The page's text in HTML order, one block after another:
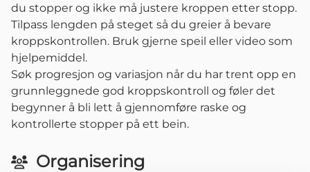
du stopper og ikke må justere kroppen etter stopp.
Tilpass lengden på steget så du greier å bevare
kroppskontrollen. Bruk gjerne speil eller video som
hjelpemiddel.
Søk progresjon og variasjon når du har trent opp en
grunnleggnede god kroppskontroll og føler det
begynner å bli lett å gjennomføre raske og
kontrollerte stopper på ett bein.
Organisering